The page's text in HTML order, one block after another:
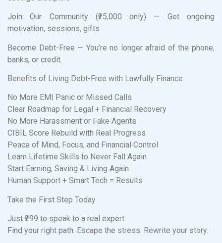
Join Our Community (₹25,000 only) — Get ongoing
motivation, sessions, gifts
Become Debt-Free — You’re no longer afraid of the phone,
banks, or credit.
Benefits of Living Debt-Free with Lawfully Finance
No More EMI Panic or Missed Calls
Clear Roadmap for Legal + Financial Recovery
No More Harassment or Fake Agents
CIBIL Score Rebuild with Real Progress
Peace of Mind, Focus, and Financial Control
Learn Lifetime Skills to Never Fall Again
Start Earning, Saving & Living Again
Human Support + Smart Tech = Results
Take the First Step Today
Just ₹299 to speak to a real expert.
Find your right path. Escape the stress. Rewrite your story.